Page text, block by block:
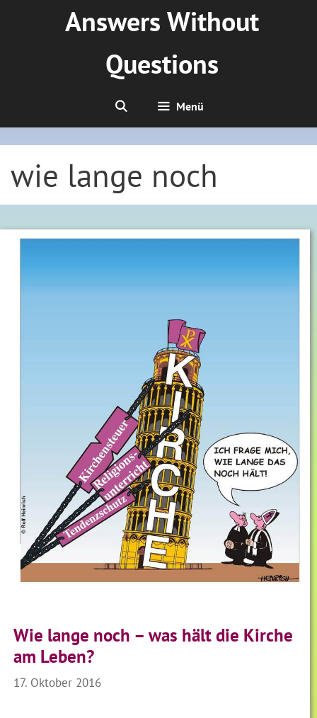
Answers Without
Questions
Menü
wie lange noch
Wie lange noch – was hält die Kirche
am Leben?
17. Oktober 2016